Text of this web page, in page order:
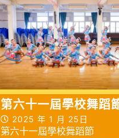
第六十一屆學校舞蹈
舞2025 年 1 月 25日
第六十一屆學校舞蹈節